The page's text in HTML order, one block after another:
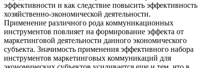
эффективности и как следствие повысить эффективность
хозяйственно-экономической деятельности.
Применение различного рода коммуникационных
инструментов повлияет на формирование эффекта от
маркетинговой деятельности данного экономического
субъекта. Значимость применения эффективного набора
инструментов маркетинговых коммуникаций для